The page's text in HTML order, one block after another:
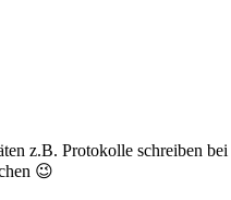
z.B. Protokolle schreiben
😉